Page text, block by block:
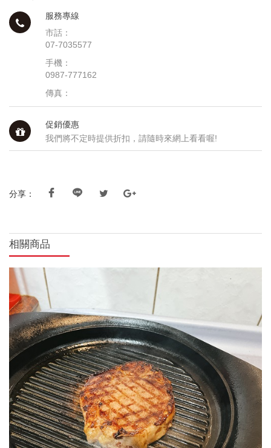
服務專線
市話：
07-7035577
手機：
0987-777162
傳真：
促銷優惠
我們將不定時提供折扣，請隨時來網上看看喔!
分享：
相關商品